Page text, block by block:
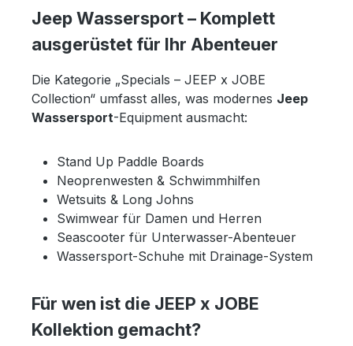
Jeep Wassersport – Komplett
ausgerüstet für Ihr Abenteuer
Die Kategorie „Specials – JEEP x JOBE
Collection“ umfasst alles, was modernes Jeep
Wassersport-Equipment ausmacht:
Stand Up Paddle Boards
Neoprenwesten & Schwimmhilfen
Wetsuits & Long Johns
Swimwear für Damen und Herren
Seascooter für Unterwasser-Abenteuer
Wassersport-Schuhe mit Drainage-System
Für wen ist die JEEP x JOBE
Kollektion gemacht?